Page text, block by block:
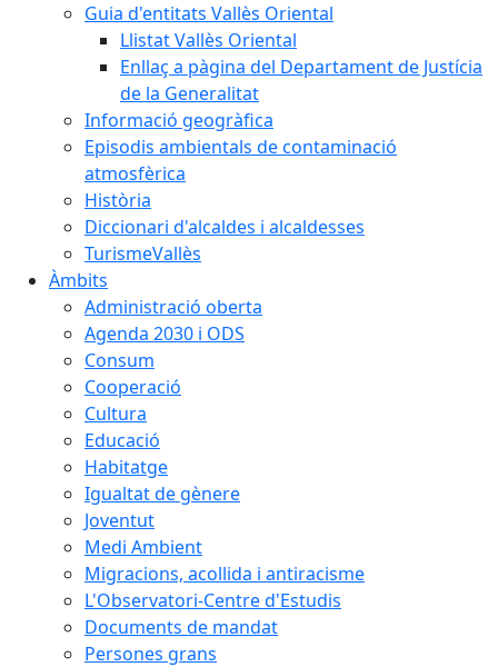
Guia d'entitats Vallès Oriental
Llistat Vallès Oriental
Enllaç a pàgina del Departament de Justícia
de la Generalitat
Informació geogràfica
Episodis ambientals de contaminació
atmosfèrica
Història
Diccionari d'alcaldes i alcaldesses
TurismeVallès
Àmbits
Administració oberta
Agenda 2030 i ODS
Consum
Cooperació
Cultura
Educació
Habitatge
Igualtat de gènere
Joventut
Medi Ambient
Migracions, acollida i antiracisme
L'Observatori-Centre d'Estudis
Documents de mandat
Persones grans